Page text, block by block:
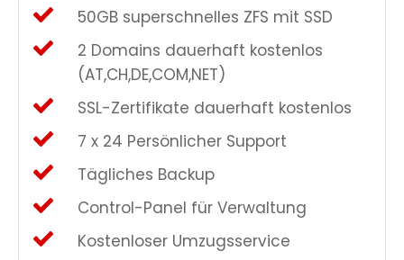
50GB superschnelles ZFS mit SSD
2 Domains dauerhaft kostenlos
(AT,CH,DE,COM,NET)
SSL-Zertifikate dauerhaft kostenlos
7 x 24 Persönlicher Support
Tägliches Backup
Control-Panel für Verwaltung
Kostenloser Umzugsservice